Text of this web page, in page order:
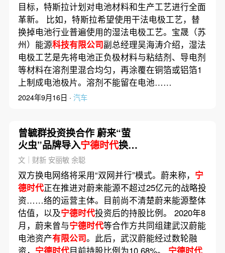
目标，特斯拉计划对电池材料和生产工艺进行全面
革新。 比如，特斯拉希望使用干法电极工艺，替
换掉电池行业普遍使用的湿法电极工艺。宝晟（苏
州）能源科技有限公司副总经理吴海涛介绍，湿法
电极工艺是先将电池正负极材料与粘结剂、导电剂
等材料在溶剂里混合均匀，再涂覆在铜箔或铝箔1
上制成电池极片。溶剂不能留在电池……
2024年9月16日 · 汽车
曾毓群投资换合作 蔚来“萤
火虫”品牌导入宁德时代换电
网络
文｜财新 安丽敏 余聪
双方换电网络将采用“双网并行”模式。蔚来称， 宁
德时代正在推进对蔚来能源不超过25亿元的战略投
资……络的运营主体。目前尚不清楚蔚来能源整体
估值，以及宁德时代投资后的持股比例。 2020年8
月，蔚来曾与宁德时代等合作方共同组建武汉蔚能
电池资产有限公司。此后，武汉蔚能经过数轮融